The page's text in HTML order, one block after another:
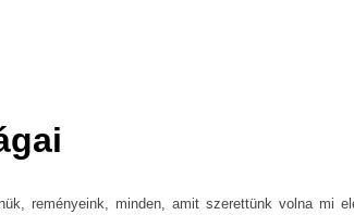
reményeink, minden, amit szerettünk volna mi